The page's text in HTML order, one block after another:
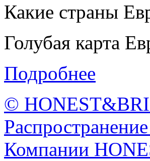
Какие страны
Голубая карта
Подробнее
©
Компании